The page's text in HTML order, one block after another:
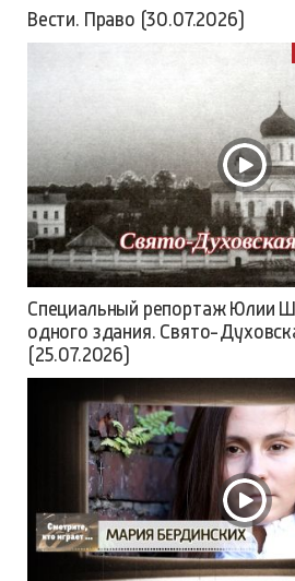
Вести. Право (30.07.2026)
Специальный репортаж Юлии
одного здания. Свято-
(25.07.2026)